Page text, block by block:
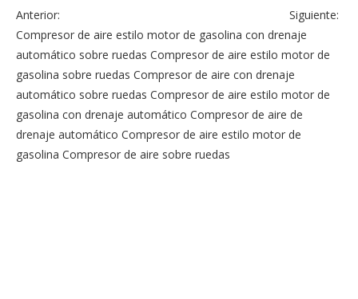
Anterior:
Siguiente:
Compresor de aire estilo motor de gasolina con drenaje
automático sobre ruedas Compresor de aire estilo motor de
gasolina sobre ruedas Compresor de aire con drenaje
automático sobre ruedas Compresor de aire estilo motor de
gasolina con drenaje automático Compresor de aire de
drenaje automático Compresor de aire estilo motor de
gasolina Compresor de aire sobre ruedas